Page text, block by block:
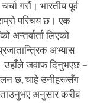
गरौं। भारतीय पूर्व
परिचय छ। एक
लिएको
अभ्यास
जवाफ दिनुभएछ –
छ, चाहे उनीहरूसँग
अनुसार करीब